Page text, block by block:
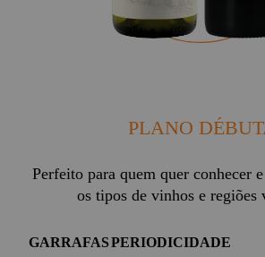
PLANO
Perfeito para quem quer conhecer
os tipos de vinhos e regiões
GARRAFASPERIODICIDADE